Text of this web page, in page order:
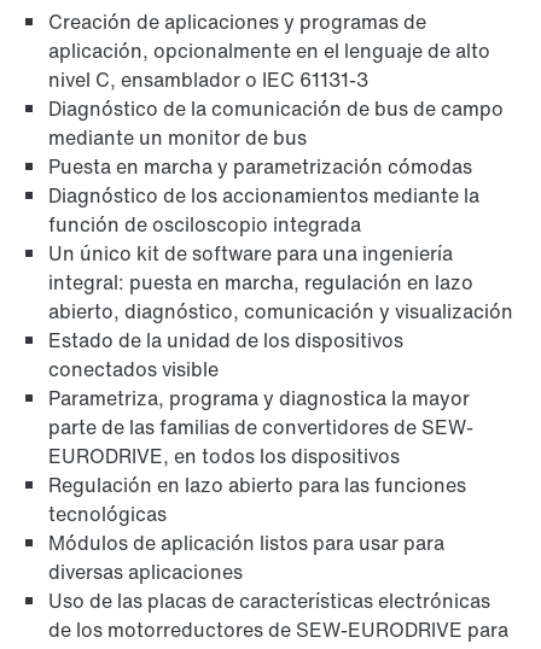
Creación de aplicaciones y programas de
aplicación, opcionalmente en el lenguaje de alto
nivel C, ensamblador o IEC 61131-3
Diagnóstico de la comunicación de bus de campo
mediante un monitor de bus
Puesta en marcha y parametrización cómodas
Diagnóstico de los accionamientos mediante la
función de osciloscopio integrada
Un único kit de software para una ingeniería
integral: puesta en marcha, regulación en lazo
abierto, diagnóstico, comunicación y visualización
Estado de la unidad de los dispositivos
conectados visible
Parametriza, programa y diagnostica la mayor
parte de las familias de convertidores de SEW-
EURODRIVE, en todos los dispositivos
Regulación en lazo abierto para las funciones
tecnológicas
Módulos de aplicación listos para usar para
diversas aplicaciones
Uso de las placas de características electrónicas
de los motorreductores de SEW-EURODRIVE para